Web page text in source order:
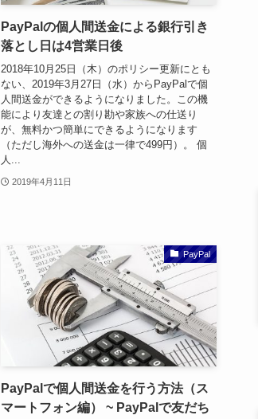
PayPalの個人間送金による銀行引き
落とし日は4営業日後
2018年10月25日（木）のポリシー更新にとも
ない、2019年3月27日（水）からPayPalで個
人間送金ができるようになりました。この機
能により友達との割り勘や家族への仕送り
が、無料かつ簡単にできるようになります
（ただし海外への送金は一律で499円）。 個
人...
2019年4月11日
PayPal
PayPalで個人間送金を行う方法（ス
マートフォン編） ~ PayPalで友だち